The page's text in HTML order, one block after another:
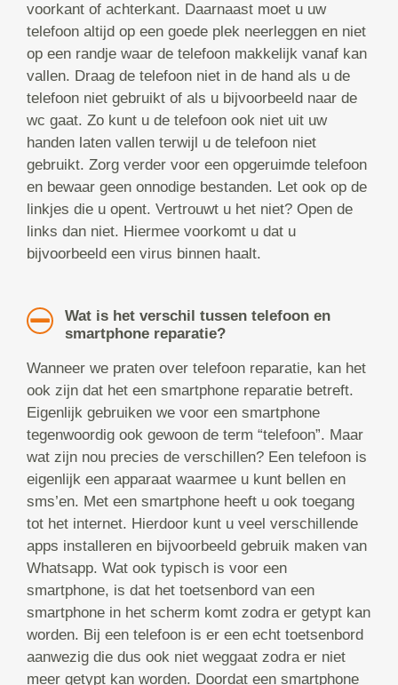
voorkant of achterkant. Daarnaast moet u uw
telefoon altijd op een goede plek neerleggen en niet
op een randje waar de telefoon makkelijk vanaf kan
vallen. Draag de telefoon niet in de hand als u de
telefoon niet gebruikt of als u bijvoorbeeld naar de
wc gaat. Zo kunt u de telefoon ook niet uit uw
handen laten vallen terwijl u de telefoon niet
gebruikt. Zorg verder voor een opgeruimde telefoon
en bewaar geen onnodige bestanden. Let ook op de
linkjes die u opent. Vertrouwt u het niet? Open de
links dan niet. Hiermee voorkomt u dat u
bijvoorbeeld een virus binnen haalt.
Wat is het verschil tussen telefoon en
smartphone reparatie?
Wanneer we praten over telefoon reparatie, kan het
ook zijn dat het een smartphone reparatie betreft.
Eigenlijk gebruiken we voor een smartphone
tegenwoordig ook gewoon de term “telefoon”. Maar
wat zijn nou precies de verschillen? Een telefoon is
eigenlijk een apparaat waarmee u kunt bellen en
sms’en. Met een smartphone heeft u ook toegang
tot het internet. Hierdoor kunt u veel verschillende
apps installeren en bijvoorbeeld gebruik maken van
Whatsapp. Wat ook typisch is voor een
smartphone, is dat het toetsenbord van een
smartphone in het scherm komt zodra er getypt kan
worden. Bij een telefoon is er een echt toetsenbord
aanwezig die dus ook niet weggaat zodra er niet
meer getypt kan worden. Doordat een smartphone